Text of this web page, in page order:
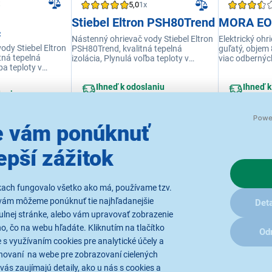
vám ponúknuť
zážitok
fungovalo všetko ako má, používame tzv.
môžeme ponúknuť tie najhľadanejšie
stránke, alebo vám upravovať zobrazenie
čo na webu hľadáte. Kliknutím na tlačítko
s využívaním cookies pre analytické účely a
na webe pre zobrazovaní cielených
zaujímajú detaily, ako u nás s cookies a
Stiebel Eltron
tepelná
teploty v
5,01x
Stiebel Eltron PSH80Trend
Nástenný ohrievač vody Stiebel Eltron
PSH80Trend, kvalitná tepelná
izolácia, Plynulá voľba teploty v
Ihneď k odoslaniu
Skladom 2 ks.
319,00 €
MORA
Elektrický
guľatý, objem
viac
trubicovými
Rozsah
75°C.
Prevádzkový
telesa.
Prevádzkový
Ochrana
smaltu a
montáž i
1/2.
Ihneď